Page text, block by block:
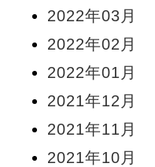
2022年03月
2022年02月
2022年01月
2021年12月
2021年11月
2021年10月